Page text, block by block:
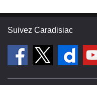
Suivez Caradisiac